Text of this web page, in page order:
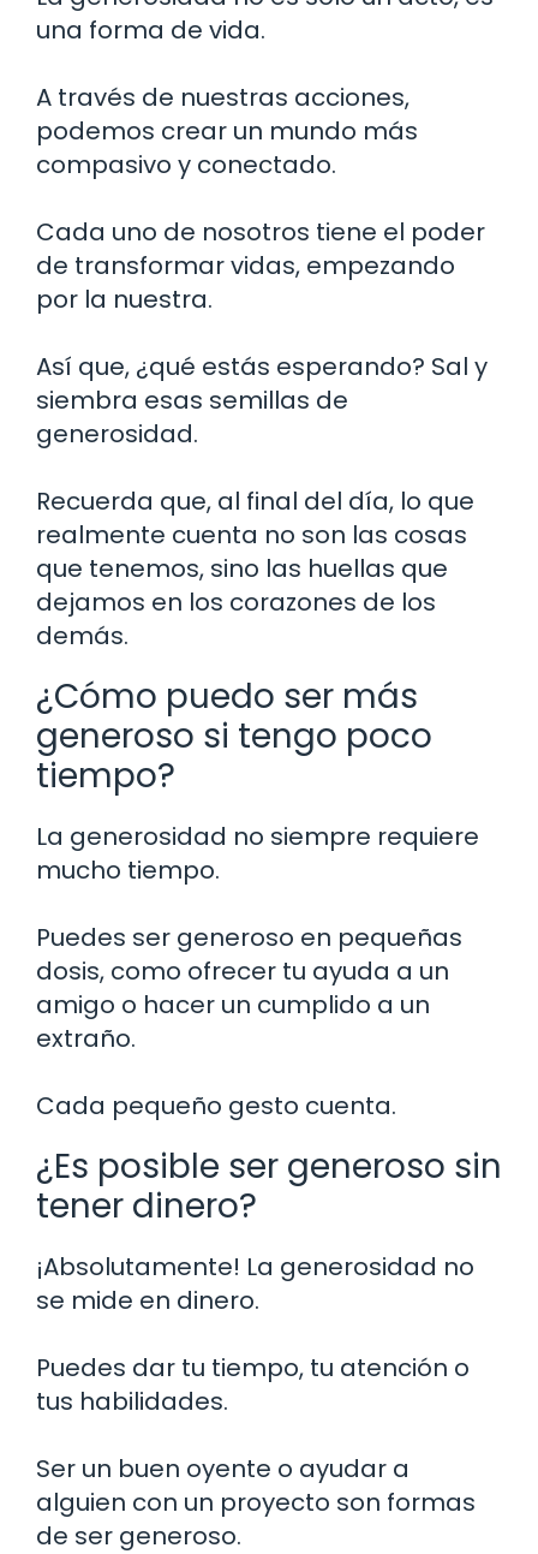
una forma de vida.
A través de nuestras acciones,
podemos crear un mundo más
compasivo y conectado.
Cada uno de nosotros tiene el poder
de transformar vidas, empezando
por la nuestra.
Así que, ¿qué estás esperando? Sal y
siembra esas semillas de
generosidad.
Recuerda que, al final del día, lo que
realmente cuenta no son las cosas
que tenemos, sino las huellas que
dejamos en los corazones de los
demás.
¿Cómo puedo ser más
generoso si tengo poco
tiempo?
La generosidad no siempre requiere
mucho tiempo.
Puedes ser generoso en pequeñas
dosis, como ofrecer tu ayuda a un
amigo o hacer un cumplido a un
extraño.
Cada pequeño gesto cuenta.
¿Es posible ser generoso sin
tener dinero?
¡Absolutamente! La generosidad no
se mide en dinero.
Puedes dar tu tiempo, tu atención o
tus habilidades.
Ser un buen oyente o ayudar a
alguien con un proyecto son formas
de ser generoso.